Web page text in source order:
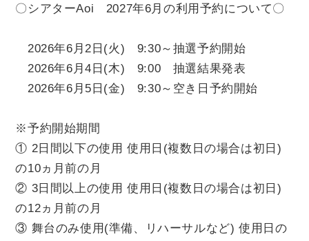
チケット
貸館情報
サポートが必要な方へ
〇シアターAoi 2027年6月の利用予約について〇
2026年6月2日(火) 9:30～抽選予約開始
2026年6月4日(木) 9:00 抽選結果発表
2026年6月5日(金) 9:30～空き日予約開始
※予約開始期間
① 2日間以下の使用 使用日(複数日の場合は初日)
の10ヵ月前の月
② 3日間以上の使用 使用日(複数日の場合は初日)
の12ヵ月前の月
③ 舞台のみ使用 (準備、リハーサルなど) 使用日の